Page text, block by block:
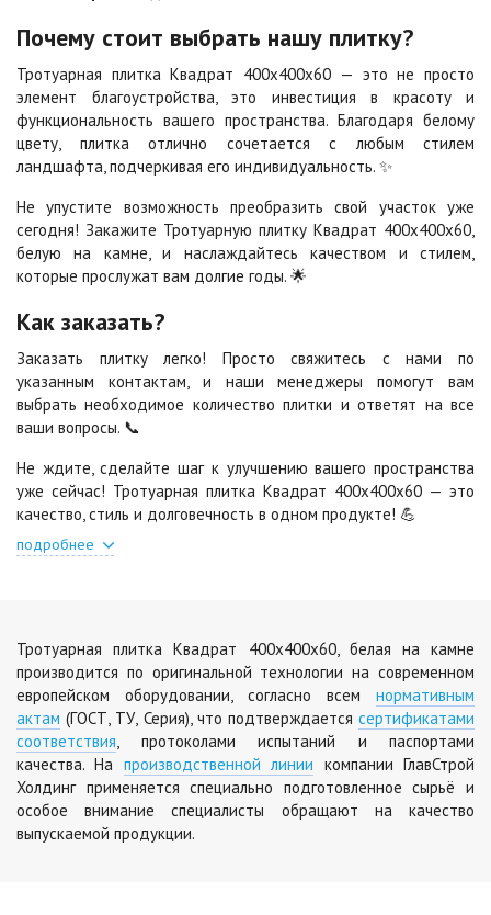
Сахара
Цена по запросу
Серая
Цена по запросу
Серо-белая
Цена по запросу
Сомон
Цена по запросу
Сорренто
Цена по запросу
Степь
Цена по запросу Цена по запросу
Черная
Цена по запросу Цена по запросу
Цена по запросу
Цена по запросу
Почему стоит выбрать нашу плитку?
Тротуарная плитка Квадрат 400х400х60 — это не просто
элемент благоустройства, это инвестиция в красоту и
функциональность вашего пространства. Благодаря белому
цвету, плитка отлично сочетается с любым стилем
ландшафта, подчеркивая его индивидуальность. ✨
Не упустите возможность преобразить свой участок уже
сегодня! Закажите Тротуарную плитку Квадрат 400х400х60,
белую на камне, и наслаждайтесь качеством и стилем,
которые прослужат вам долгие годы. 🌟
Как заказать?
Заказать плитку легко! Просто свяжитесь с нами по
указанным контактам, и наши менеджеры помогут вам
выбрать необходимое количество плитки и ответят на все
ваши вопросы. 📞
Не ждите, сделайте шаг к улучшению вашего пространства
уже сейчас! Тротуарная плитка Квадрат 400х400х60 — это
качество, стиль и долговечность в одном продукте! 💪
подробнее
Тротуарная плитка Квадрат 400х400х60, белая на камне
производится по оригинальной технологии на современном
европейском оборудовании, согласно всем нормативным
актам (ГОСТ, ТУ, Серия), что подтверждается сертификатами
соответствия , протоколами испытаний и паспортами
качества. На производственной линии компании ГлавСтрой
Холдинг применяется специально подготовленное сырьё и
особое внимание специалисты обращают на качество
выпускаемой продукции.